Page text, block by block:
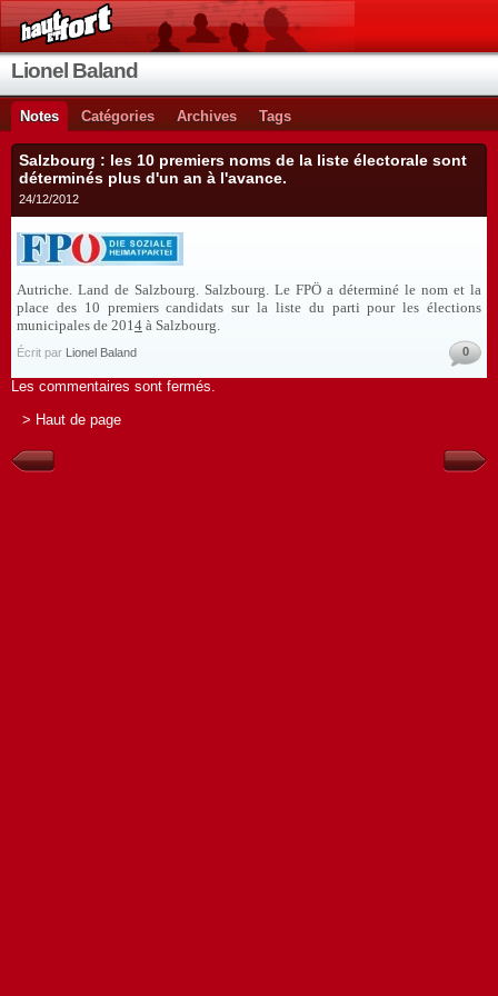
Lionel Baland
Notes Catégories Archives Tags
Salzbourg : les 10 premiers noms de la liste électorale sont
déterminés plus d'un an à l'avance.
24/12/2012
Autriche. Land de Salzbourg. Salzbourg. Le FPÖ a déterminé le nom et la
place des 10 premiers candidats sur la liste du parti pour les élections
municipales de 2014 à Salzbourg.
Écrit par Lionel Baland 0
Les commentaires sont fermés.
> Haut de page